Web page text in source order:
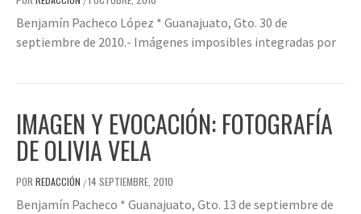
Benjamín Pacheco López * Guanajuato, Gto. 30 de
septiembre de 2010.- Imágenes imposibles integradas por
IMAGEN Y EVOCACIÓN: FOTOGRAFÍA
DE OLIVIA VELA
POR REDACCIÓN /14 SEPTIEMBRE, 2010
Benjamín Pacheco * Guanajuato, Gto. 13 de septiembre de